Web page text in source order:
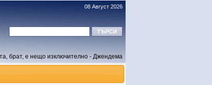
08 Август 2026
брат, е нещо изключително - Джендема